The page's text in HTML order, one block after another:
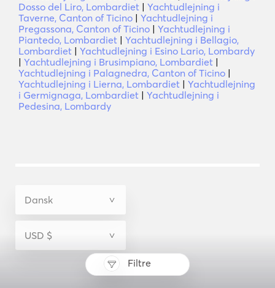
Filtre
Dosso del Liro, Lombardiet | Yachtudlejning i
Taverne, Canton of Ticino | Yachtudlejning i
Pregassona, Canton of Ticino | Yachtudlejning i
Piantedo, Lombardiet | Yachtudlejning i Bellagio,
Lombardiet | Yachtudlejning i Esino Lario, Lombardy
| Yachtudlejning i Brusimpiano, Lombardiet |
Yachtudlejning i Palagnedra, Canton of Ticino |
Yachtudlejning i Lierna, Lombardiet | Yachtudlejning
i Germignaga, Lombardiet | Yachtudlejning i
Pedesina, Lombardy